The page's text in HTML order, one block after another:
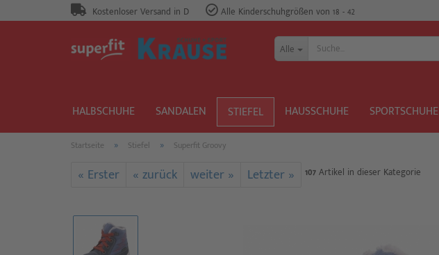
Kostenloser Versand in D Alle Kinderschuhgrößen von 18 - 42
Alle
HALBSCHUHE SANDALEN STIEFEL HAUSSCHUHE SPORTSCHUHE
Startseite » Stiefel » Superfit Groovy
« Erster « zurück weiter » Letzter » 107Artikel in dieser Kategorie